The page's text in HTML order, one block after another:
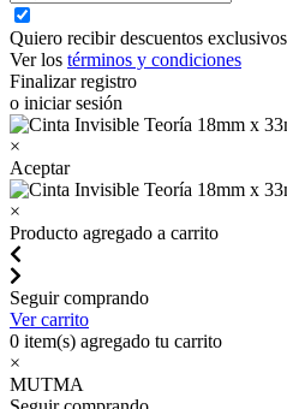
Quiero recibir descuentos
Ver los términos y condiciones
Finalizar registro
o iniciar sesión
×
Aceptar
×
Producto agregado a carrito
Seguir comprando
Ver carrito
0 item(s) agregado tu carrito
×
MUTMA